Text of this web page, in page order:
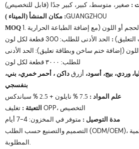
: صغير، متوسط، كبير، كبير جدًا (قابل للتخصيص)
مكان المنشأ (الميناء ) :GUANGZHOU
MOQ 1. بدون تغيير التصميم أو الحجم أو اللون (مع إضافة الطباعة الحرارية
: الحد الأدنى للطلب: 300 قطعة لكل لون
(إضافة ختم ساخن وبطاقة تعليق): الحد الأدنى
للطلب: ٣٠٠٠ قطعة لكل لون
وردي، بيج، أسود، أزرق داكن ، أحمر خمري، بني،
بنفسجي
علم المواد :
7.5 % نايلون + 2.5 % سباندكس
التعبئة :
تغليف OPP، التخصيص
مدة التوصيل : متوفر في المخزون: 4-7 أيام
التصميم والتصنيع حسب الطلب (ODM/OEM)، يعتمد وقت التسليم على الكمية
المطلوبة.